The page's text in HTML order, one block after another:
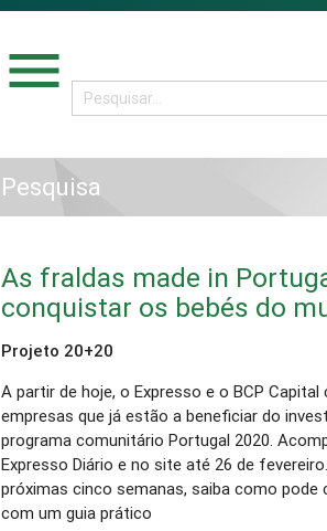
menu
Pesquisa
As fraldas made in
conquistar os bebés do
Projeto 20+20
A partir de hoje, o Expresso e o BCP
empresas que já estão a beneficiar do
programa comunitário Portugal 2020.
Expresso Diário e no site até 26 de
próximas cinco semanas, saiba como
com um guia prático